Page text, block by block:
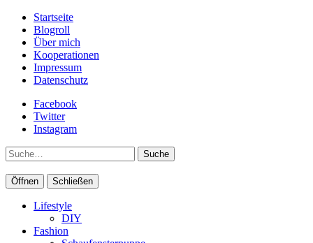
Startseite
Blogroll
Über mich
Kooperationen
Impressum
Datenschutz
Facebook
Twitter
Instagram
Suche
Öffnen Schließen
Lifestyle
DIY
Fashion